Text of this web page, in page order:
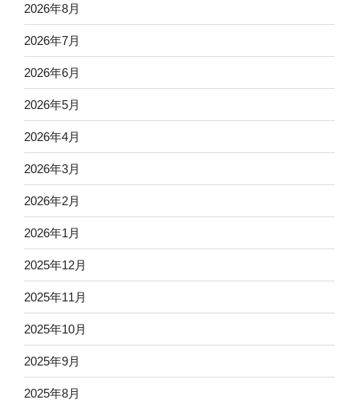
2026年8月
2026年7月
2026年6月
2026年5月
2026年4月
2026年3月
2026年2月
2026年1月
2025年12月
2025年11月
2025年10月
2025年9月
2025年8月